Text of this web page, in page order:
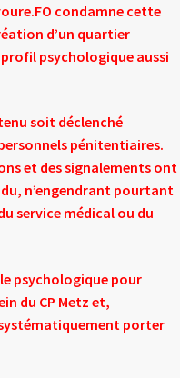
condamne cette
d’un quartier
psychologique aussi
soit déclenché
pénitentiaires.
et des signalements ont
n’engendrant pourtant
service médical ou du
psychologique pour
du CP Metz et,
porter